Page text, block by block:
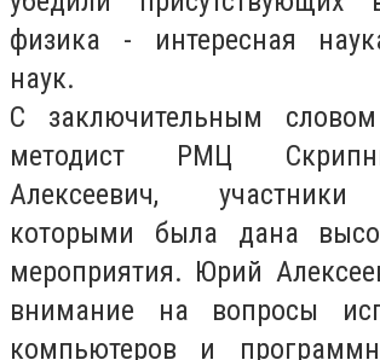
физика - интересная
наук.
С заключительным
методист РМЦ
Алексеевич, участники
которыми была дана
мероприятия. Юрий
внимание на вопросы
компьютеров и